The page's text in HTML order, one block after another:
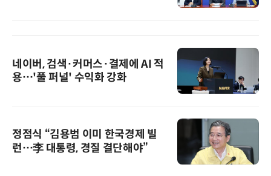
네이버, 검색·커머스·결제에 AI 적
용…'풀 퍼널' 수익화 강화
정점식 “김용범 이미 한국경제 빌
런…李 대통령, 경질 결단해야”